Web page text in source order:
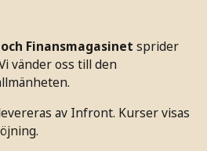
Finansmagasinet sprider
vänder oss till den
av Infront. Kurser visas